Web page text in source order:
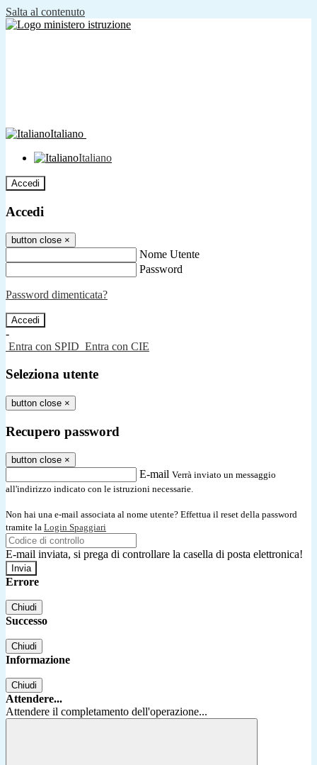
Salta al contenuto
Italiano
Italiano
Accedi
Accedi
button close ×
Nome Utente
Password
Password dimenticata?
-
Entra con SPID Entra con CIE
Seleziona utente
button close ×
Recupero password
button close ×
E-mail Verrà inviato un messaggio
all'indirizzo indicato con le istruzioni necessarie.
Non hai una e-mail associata al nome utente? Effettua il reset della password
tramite la Login Spaggiari
E-mail inviata, si prega di controllare la casella di posta elettronica!
Errore
Chiudi
Successo
Chiudi
Informazione
Chiudi
Attendere...
Attendere il completamento dell'operazione...